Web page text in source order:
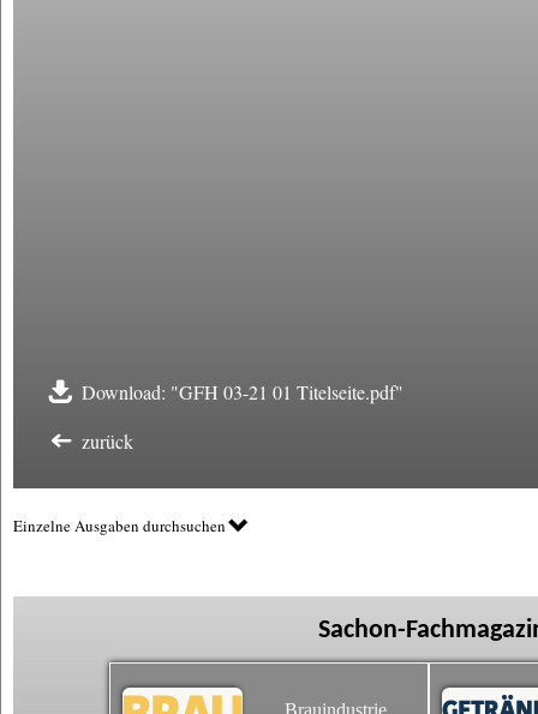
Download: "GFH 03-21 01 Titelseite.pdf"
zurück
Einzelne Ausgaben durchsuchen
Sachon-
Brauindustrie